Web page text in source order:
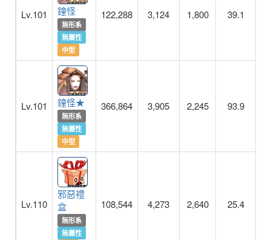
Lv.101 鐘怪
無形系
無屬性
中型
122,288 3,124 1,800 39.1
Lv.101 鐘怪★
無形系
無屬性
中型
366,864 3,905 2,245 93.9
Lv.110
邪惡禮
盒
無形系
無屬性
108,544 4,273 2,640 25.4